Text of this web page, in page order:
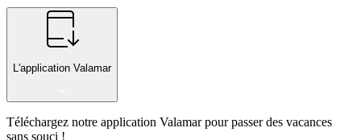
L'application Valamar
Téléchargez notre application Valamar pour passer des vacances
sans souci !